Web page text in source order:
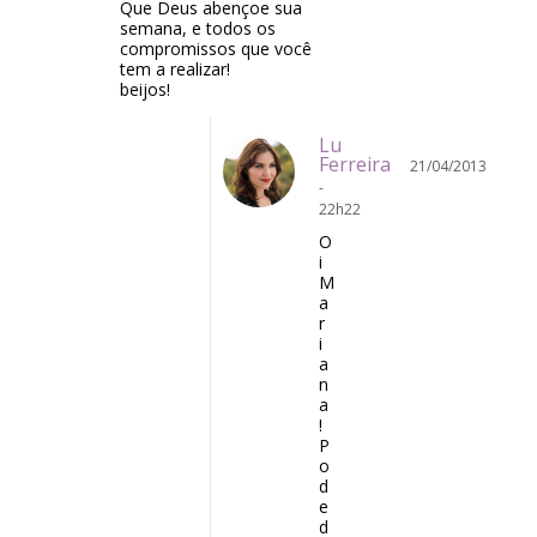
Que Deus abençoe sua
semana, e todos os
compromissos que você
tem a realizar!
beijos!
Lu
Ferreira
21/04/2013
-
22h22
O
i
M
a
r
i
a
n
a
!
P
o
d
e
d